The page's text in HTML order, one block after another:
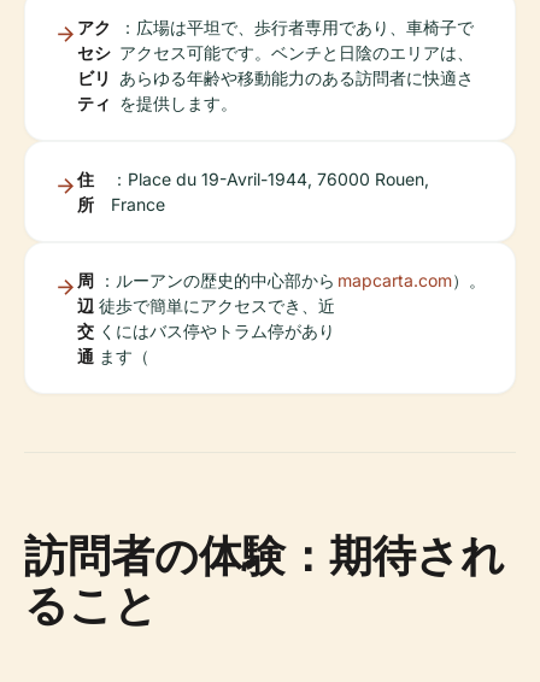
アク
セシ
ビリ
ティ
：広場は平坦で、歩行者専用であり、車椅子で
アクセス可能です。ベンチと日陰のエリアは、
あらゆる年齢や移動能力のある訪問者に快適さ
を提供します。
住
所
：Place du 19-Avril-1944, 76000 Rouen,
France
周
辺
交
通
：ルーアンの歴史的中心部から
徒歩で簡単にアクセスでき、近
くにはバス停やトラム停があり
ます（
mapcarta.com）。
訪問者の体験：期待され
ること